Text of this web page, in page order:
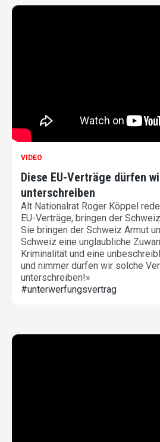
VIDEO
Diese EU-Verträge dürfen
unterschreiben
Alt Nationalrat Roger Köppel
EU-Verträge, bringen der
Sie bringen der Schweiz Armut
Schweiz eine unglaubliche
Kriminalität und eine
und nimmer dürfen wir solche
unterschreiben!»
#unterwerfungsvertrag